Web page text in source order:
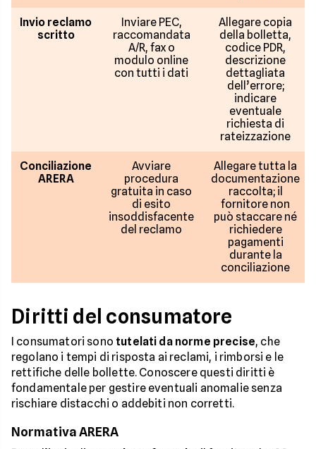
Invio reclamo
scritto
Inviare PEC,
raccomandata
A/R, fax o
modulo online
con tutti i dati
Allegare copia
della bolletta,
codice PDR,
descrizione
dettagliata
dell’errore;
indicare
eventuale
richiesta di
rateizzazione
Conciliazione
ARERA
Avviare
procedura
gratuita in caso
di esito
insoddisfacente
del reclamo
Allegare tutta la
documentazione
raccolta; il
fornitore non
può staccare né
richiedere
pagamenti
durante la
conciliazione
Diritti del consumatore
I consumatori sono tutelati da norme precise, che
regolano i tempi di risposta ai reclami, i rimborsi e le
rettifiche delle bollette. Conoscere questi diritti è
fondamentale per gestire eventuali anomalie senza
rischiare distacchi o addebiti non corretti.
Normativa ARERA